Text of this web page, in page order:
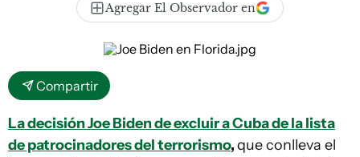
Agregar El Observador en
Compartir
La decisión Joe Biden de excluir a Cuba de la lista
de patrocinadores del terrorismo,que conlleva el